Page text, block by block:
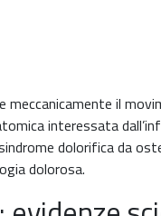
il
interessata
dolorifica da
dolorosa.